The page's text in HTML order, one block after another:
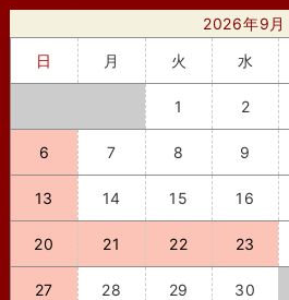
2026年9月
日
月 火 水
1 2
6 7 8 9
13 14 15 16
20 21 22 23
27 28 29 30